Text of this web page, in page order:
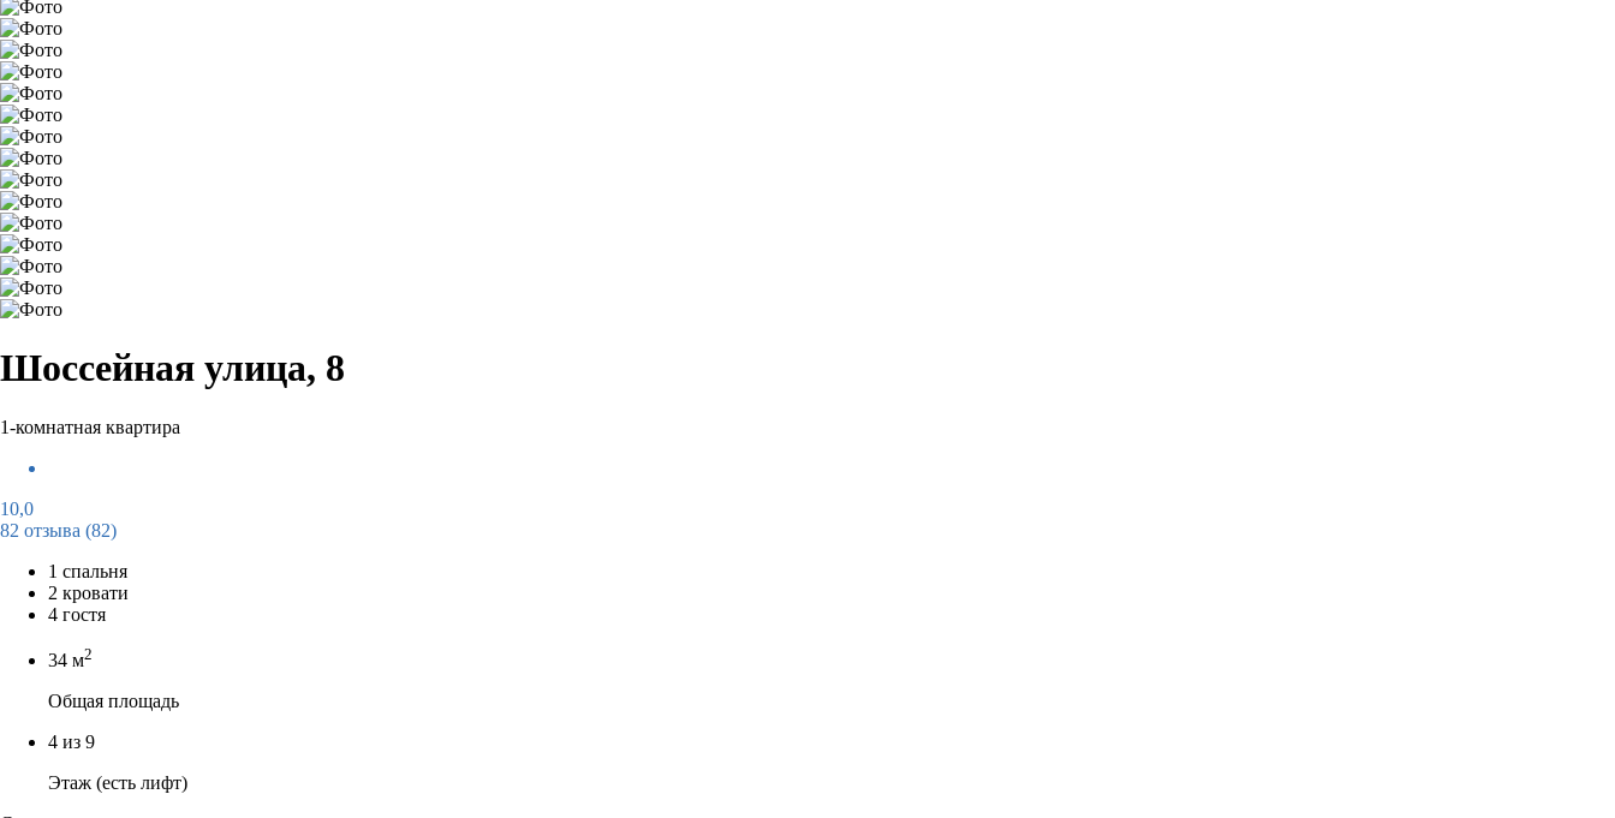
Шоссейная улица, 8
1-комнатная квартира
10,0
82 отзыва (82)
1 спальня
2 кровати
4 гостя
34 м2
Общая площадь
4 из 9
Этаж (есть лифт)